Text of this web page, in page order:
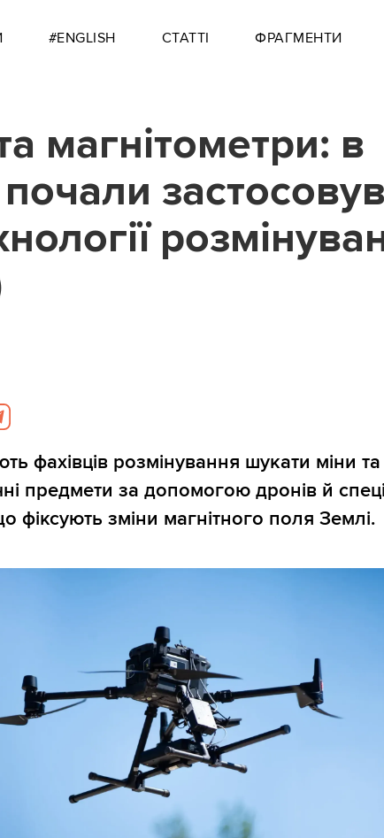
#ENGLISH СТАТТІ ФРАГМЕНТИ
магнітометри: в
почали
фахівців розмінування шукати міни та
предмети за допомогою дронів й
фіксують зміни магнітного поля Землі.